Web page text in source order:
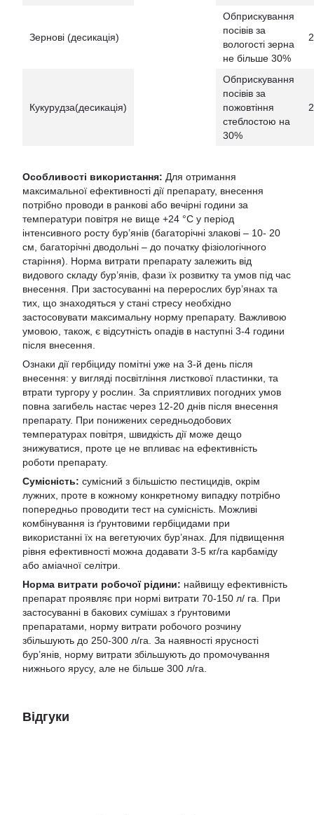
Зернові (десикація)
Обприскування
посівів за
вологості зерна
не більше 30%
Кукурудза(десикація)
Обприскування
посівів за
пожовтіння
стеблостою на
30%
Особливості використання: Для отримання
максимальної ефективності дії препарату, внесення
потрібно проводи в ранкові або вечірні години за
температури повітря не вище +24 °С у період
інтенсивного росту бур’янів (багаторічні злакові – 10- 20
см, багаторічні дводольні – до початку фізіологічного
старіння). Норма витрати препарату залежить від
видового складу бур’янів, фази їх розвитку та умов під час
внесення. При застосуванні на перерослих бур’янах та
тих, що знаходяться у стані стресу необхідно
застосовувати максимальну норму препарату. Важливою
умовою, також, є відсутність опадів в наступні 3-4 години
після внесення.
Ознаки дії гербіциду помітні уже на 3-й день після
внесення: у вигляді посвітління листкової пластинки, та
втрати тургору у рослин. За сприятливих погодних умов
повна загибель настає через 12-20 днів після внесення
препарату. При понижених середньодобових
температурах повітря, швидкість дії може дещо
знижуватися, проте це не впливає на ефективність
роботи препарату.
Сумісність: сумісний з більшістю пестицидів, окрім
лужних, проте в кожному конкретному випадку потрібно
попередньо проводити тест на сумісність. Можливі
комбінування із ґрунтовими гербіцидами при
використанні їх на вегетуючих бур’янах. Для підвищення
рівня ефективності можна додавати 3-5 кг/га карбаміду
або аміачної селітри.
Норма витрати робочої рідини: найвищу ефективність
препарат проявляє при нормі витрати 70-150 л/ га. При
застосуванні в бакових сумішах з ґрунтовими
препаратами, норму витрати робочого розчину
збільшують до 250-300 л/га. За наявності ярусності
бур’янів, норму витрати збільшують до промочування
нижнього ярусу, але не більше 300 л/га.
Відгуки